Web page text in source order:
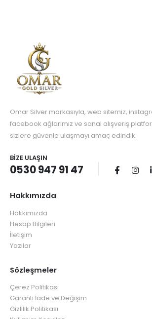
Omar Silver markasıyla, web sitemiz,
facebook ağlarımız ve sanal alışveriş
sizlere güvenle ulaşmayı amaç edindik.
BIZE ULAŞIN
0530 947 91 47
Hakkımızda
Hakkımızda
Hesap Bilgileri
İletişim
Yazılar
Sözleşmeler
Çerez Politikası
Garanti İade ve Değişim
Gizlilik Politikası